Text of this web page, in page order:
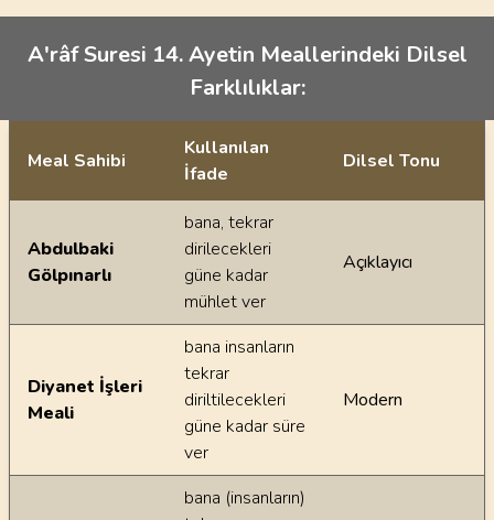
A'râf Suresi 14. Ayetin Meallerindeki Dilsel
Farklılıklar:
Ayetin meallerindeki dilsel farklılıklar
Meal Sahibi
Kullanılan
İfade
Dilsel Tonu
Abdulbaki
Gölpınarlı
bana, tekrar
dirilecekleri
güne kadar
mühlet ver
Açıklayıcı
Diyanet İşleri
Meali
bana insanların
tekrar
diriltilecekleri
güne kadar süre
ver
Modern
bana (insanların)